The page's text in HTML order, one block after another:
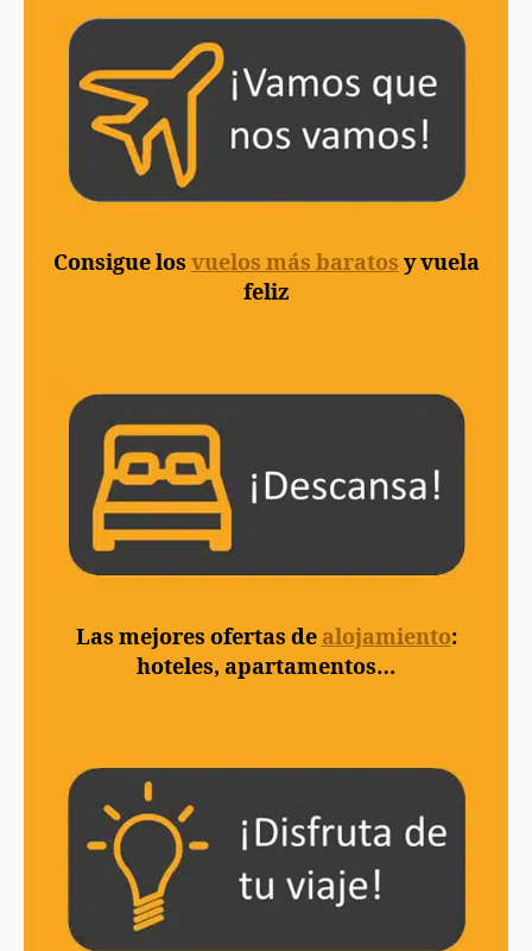
Consigue los vuelos más baratos y vuela
feliz
Las mejores ofertas de alojamiento:
hoteles, apartamentos…